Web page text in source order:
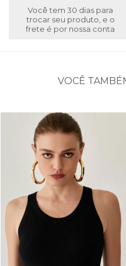
Você tem 30 dias para
trocar seu produto, e o
frete é por nossa conta
VOCÊ